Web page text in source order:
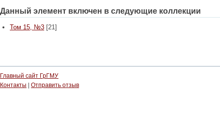
Данный элемент включен в следующие коллекции
Том 15, №3 [21]
Главный сайт ГрГМУ
Контакты
Отправить отзыв